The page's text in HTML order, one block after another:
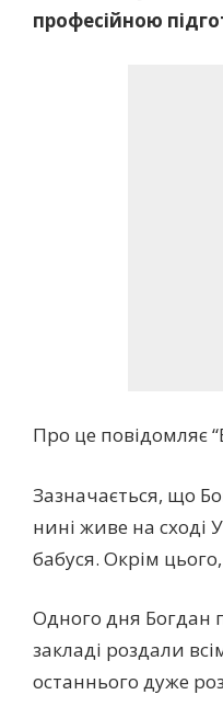
професійною
Про це повідомляє
Зазначається, що
нині живе на сході
бабуся. Окрім
Одного дня Богдан
закладі роздали
останнього дуже